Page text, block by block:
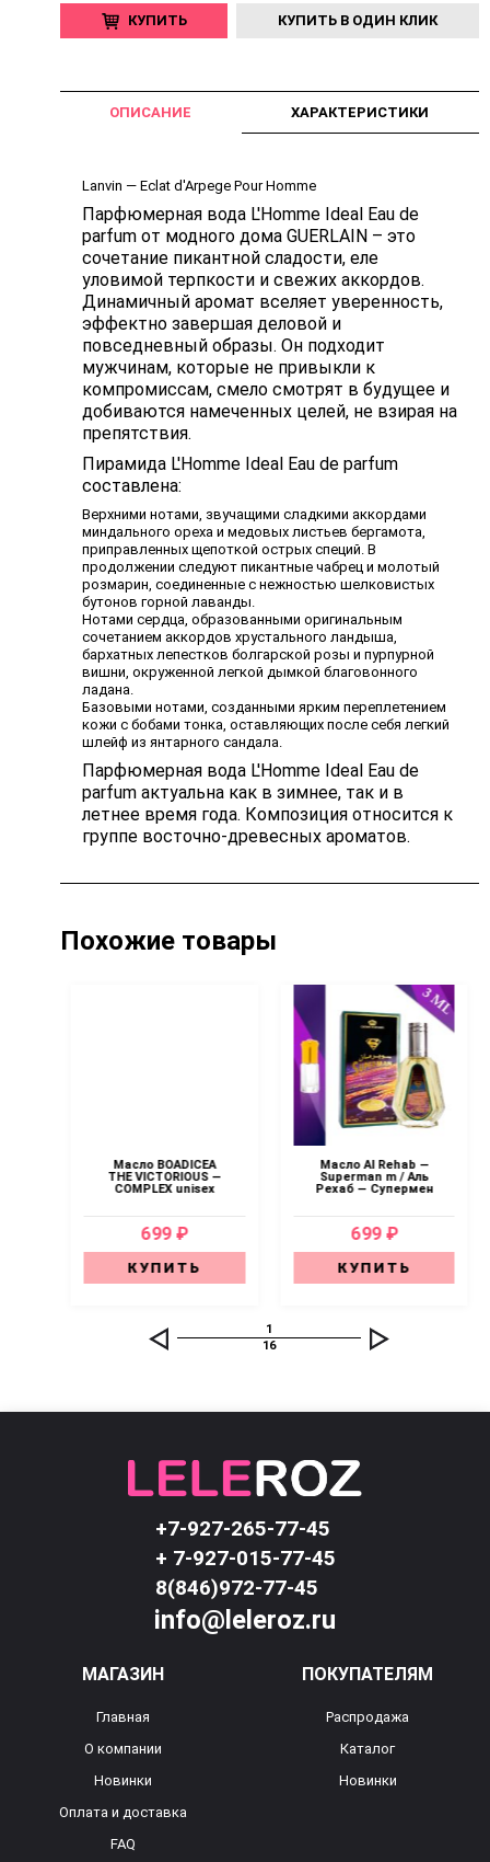
КУПИТЬ КУПИТЬ В ОДИН КЛИК
ОПИСАНИЕ ХАРАКТЕРИСТИКИ
Lanvin — Eclat d'Arpege Pour Homme
Парфюмерная вода L'Homme Ideal Eau de
parfum от модного дома GUERLAIN – это
сочетание пикантной сладости, еле
уловимой терпкости и свежих аккордов.
Динамичный аромат вселяет уверенность,
эффектно завершая деловой и
повседневный образы. Он подходит
мужчинам, которые не привыкли к
компромиссам, смело смотрят в будущее и
добиваются намеченных целей, не взирая на
препятствия.
Пирамида L'Homme Ideal Eau de parfum
составлена:
Верхними нотами, звучащими сладкими аккордами
миндального ореха и медовых листьев бергамота,
приправленных щепоткой острых специй. В
продолжении следуют пикантные чабрец и молотый
розмарин, соединенные с нежностью шелковистых
бутонов горной лаванды.
Нотами сердца, образованными оригинальным
сочетанием аккордов хрустального ландыша,
бархатных лепестков болгарской розы и пурпурной
вишни, окруженной легкой дымкой благовонного
ладана.
Базовыми нотами, созданными ярким переплетением
кожи с бобами тонка, оставляющих после себя легкий
шлейф из янтарного сандала.
Парфюмерная вода L'Homme Ideal Eau de
parfum актуальна как в зимнее, так и в
летнее время года. Композиция относится к
группе восточно-древесных ароматов.
Похожие товары
Масло BOADICEA
THE VICTORIOUS —
COMPLEX unisex
699 ₽
КУПИТЬ
Масло Al Rehab —
Superman m / Аль
Рехаб — Супермен
699 ₽
КУПИТЬ
1
16
+7-927-265-77-45
+ 7-927-015-77-45
8(846)972-77-45
info@leleroz.ru
МАГАЗИН
Главная
О компании
Новинки
Оплата и доставка
FAQ
ПОКУПАТЕЛЯМ
Распродажа
Каталог
Новинки